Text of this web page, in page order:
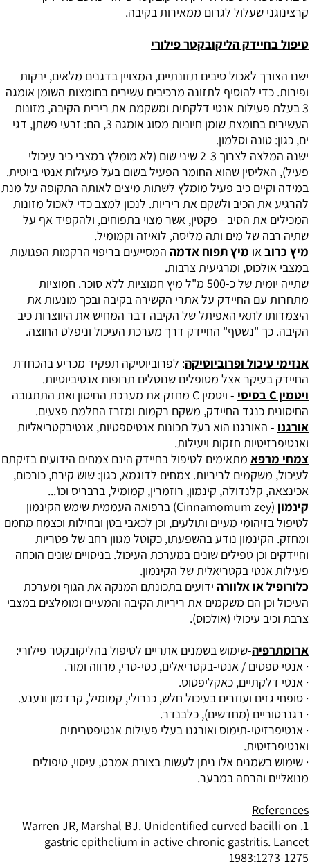
קרצינוגני שעלול לגרום ממאירות בקיבה.
טיפול בחיידק הליקובקטר פילורי
ישנו הצורך לאכול סיבים תזונתיים, המצויין בדגנים מלאים, ירקות
ופירות. כדי להוסיף לתזונה מרכיבים עשירים בחומצות השומן אומגה
3 בעלת פעילות אנטי דלקתית ומשקמת את רירית הקיבה, מזונות
העשירים בחומצת שומן חיוניות מסוג אומגה 3, הם: זרעי פשתן, דגי
ים, כגון: טונה וסלמון.
ישנה המלצה לצרוך 2-3 שיני שום (לא מומלץ במצבי כיב עיכולי
פעיל), האליסין שהוא החומר הפעיל בשום בעל פעילות אנטי ביוטית.
במידה וקיים כיב פעיל מומלץ לשתות מיצים לאותה התקופה על מנת
להרגיע את הכיב ולשקם את ריריות. לנכון למצב כדי לאכול מזונות
המכילים את הסיב - פקטין, אשר מצוי בתפוחים, ולהקפיד אף על
שתיה רבה של מים ותה מליסה, לואיזה וקמומיל.
מיץ כרוב או מיץ תפוח אדמה המסייעים בריפוי הרקמות הפגועות
במצבי אולכוס, ומרגיעית צרבות.
שתייה יומית של כ-500 מ"ל מיץ חמוציות ללא סוכר. חמוציות
מתחרות עם החיידק על אתרי הקשירה בקיבה ובכך מונעות את
היצמדותו לתאי האפיתל של הקיבה דבר המחיש את היווצרות כיב
הקיבה. כך "נשטף" החיידק דרך מערכת העיכול וניפלט החוצה.
אנזימי עיכול ופרוביוטיקה: לפרוביוטיקה תפקיד מכריע בהכחדת
החיידק בעיקר אצל מטופלים שנוטלים תרופות אנטיביוטיות.
ויטמין C בסיסי
- ויטמין C מחזק את מערכת החיסון ואת התתגובה
החיסונית כנגד החיידק, משקם רקמות ומזרז החלמת פצעים.
אורגנו - האורגנו הוא בעל תכונות אנטיספטיות, אנטיבקטריאליות
ואנטיפרזיטיות חזקות ויעילות.
צמחי מרפא מתאימים לטיפול בחיידק הינם צמחים הידועים בזיקתם
לעיכול, משקמים לריריות. צמחים לדוגמא, כגון: שוש קירח, כורכום,
אכינצאה, קלנדולה, קינמון, רוזמרין, קמומיל, ברבריס וכו'...
קינמון
(Cinnamomum zey) ברפואה העממית שימש הקינמון
לטיפול בזיהומי מעיים ותולעים, וכן לכאבי בטן ובחילות וכצמח מחמם
ומחזק. הקינמון נודע בהשפעתו, כקוטל מגוון רחב של פטריות
וחיידקים וכן טפילים שונים במערכת העיכול. בניסויים שונים הוכחה
פעילות אנטי בקטריאלית של הקינמון.
כלורופיל או אלוורה ידועים בתכונתם המנקה את הגוף ומערכת
העיכול וכן הם משקמים את ריריות הקיבה והמעיים ומומלצים במצבי
צרבת וכיב עיכולי (אולכוס).
ארומתרפיה-שימוש בשמנים אתריים לטיפול בהליקובקטר פילורי:
· אנטי ספטים / אנטי-בקטריאלים, כטי-טרי, מרווה ומור.
· אנטי דלקתיים, כאקליפטוס.
· סופחי גזים ועוזרים בעיכול חלש, כנרולי, קמומיל, קרדמון ונענע.
· רגנרטוריים (מחדשים), כלבנדר.
· אנטיפרזיטי-תימוס ואורגנו בעלי פעילות אנטיפטריתית
ואנטיפרזיטית.
· שימוש בשמנים אלו ניתן לעשות בצורת אמבט, עיסוי, טיפולים
מנואליים והרחה במבער.
References
1. Warren JR, Marshal BJ. Unidentified curved bacilli on
gastric epithelium in active chronic gastritis. Lancet
1983;1273-1275